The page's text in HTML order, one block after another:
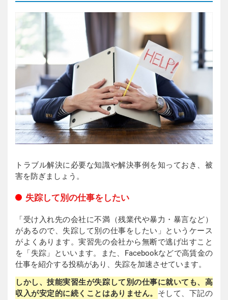
トラブル解決に必要な知識や解決事例を知っておき、被
害を防ぎましょう。
失踪して別の仕事をしたい
「受け入れ先の会社に不満（残業代や暴力・暴言など）
があるので、失踪して別の仕事をしたい」というケース
がよくあります。実習先の会社から無断で逃げ出すこと
を「失踪」といいます。また、Facebookなどで高賃金の
仕事を紹介する投稿があり、失踪を加速させています。
しかし、技能実習生が失踪して別の仕事に就いても、高
収入が安定的に続くことはありません。 そして、下記の